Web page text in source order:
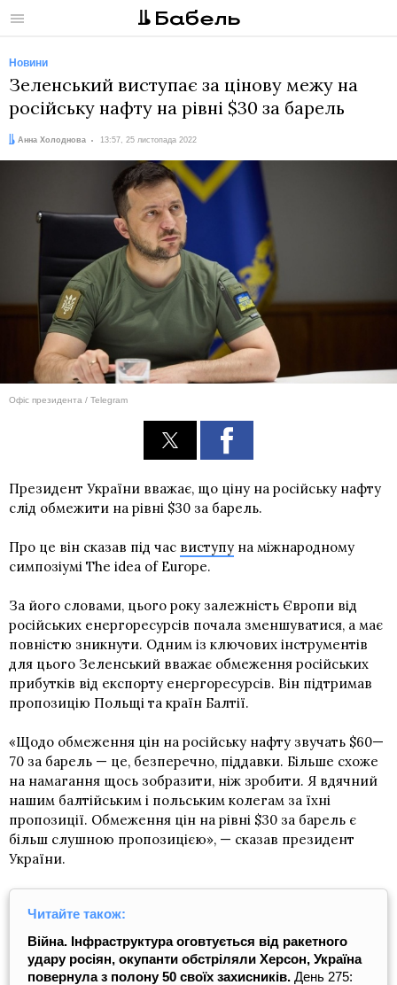
Меню
Новини
Зеленський виступає за цінову межу на
російську нафту на рівні $30 за барель
Автор:
Анна Холоднова
Дата: 13:57, 25 листопада 2022
Офіс президента / Telegram
Президент України вважає, що ціну на російську нафту
слід обмежити на рівні $30 за барель.
Про це він сказав під час виступу на міжнародному
симпозіумі The idea of Europe.
За його словами, цього року залежність Європи від
російських енергоресурсів почала зменшуватися, а має
повністю зникнути. Одним із ключових інструментів
для цього Зеленський вважає обмеження російських
прибутків від експорту енергоресурсів. Він підтримав
пропозицію Польщі та країн Балтії.
«Щодо обмеження цін на російську нафту звучать $60—
70 за барель — це, безперечно, піддавки. Більше схоже
на намагання щось зобразити, ніж зробити. Я вдячний
нашим балтійським і польським колегам за їхні
пропозиції. Обмеження цін на рівні $30 за барель є
більш слушною пропозицією», — сказав президент
України.
Читайте також:
Війна. Інфраструктура оговтується від ракетного
удару росіян, окупанти обстріляли Херсон, Україна
повернула з полону 50 своїх захисників. День 275: